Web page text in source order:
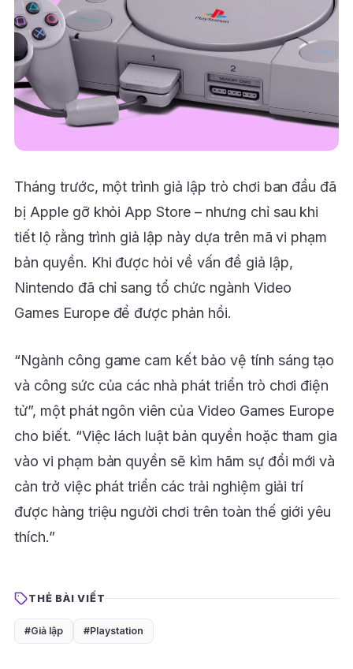
Tháng trước, một trình giả lập trò chơi ban đầu đã
bị Apple gỡ khỏi App Store – nhưng chỉ sau khi
tiết lộ rằng trình giả lập này dựa trên mã vi phạm
bản quyền. Khi được hỏi về vấn đề giả lập,
Nintendo đã chỉ sang tổ chức ngành Video
Games Europe để được phản hồi.
“Ngành công game cam kết bảo vệ tính sáng tạo
và công sức của các nhà phát triển trò chơi điện
tử”, một phát ngôn viên của Video Games Europe
cho biết. “Việc lách luật bản quyền hoặc tham gia
vào vi phạm bản quyền sẽ kìm hãm sự đổi mới và
cản trở việc phát triển các trải nghiệm giải trí
được hàng triệu người chơi trên toàn thế giới yêu
thích.”
THẺ BÀI VIẾT
#Giả lập #Playstation